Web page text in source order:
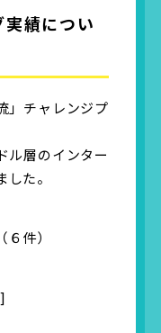
績につい
」チャレンジプ
層のインター
た。
件）